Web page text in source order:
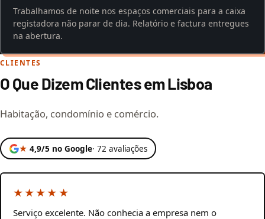
Trabalhamos de noite nos espaços comerciais para a caixa
registadora não parar de dia. Relatório e factura entregues
na abertura.
CLIENTES
O Que Dizem Clientes em Lisboa
Habitação, condomínio e comércio.
★ 4,9/5 no Google· 72 avaliações
★★★★★
Serviço excelente. Não conhecia a empresa nem o